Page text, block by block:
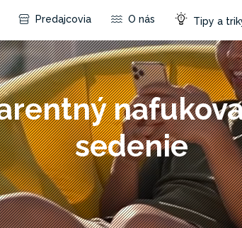
Predajcovia O nás Tipy a
sedenie